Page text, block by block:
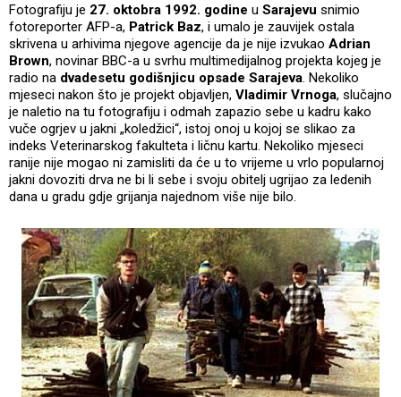
Fotografiju je 27. oktobra 1992. godine u Sarajevu snimio
fotoreporter AFP-a, Patrick Baz, i umalo je zauvijek ostala
skrivena u arhivima njegove agencije da je nije izvukao Adrian
Brown, novinar BBC-a u svrhu multimedijalnog projekta kojeg je
radio na dvadesetu godišnjicu opsade Sarajeva. Nekoliko
mjeseci nakon što je projekt objavljen, Vladimir Vrnoga, slučajno
je naletio na tu fotografiju i odmah zapazio sebe u kadru kako
vuče ogrjev u jakni „koledžici“, istoj onoj u kojoj se slikao za
indeks Veterinarskog fakulteta i ličnu kartu. Nekoliko mjeseci
ranije nije mogao ni zamisliti da će u to vrijeme u vrlo popularnoj
jakni dovoziti drva ne bi li sebe i svoju obitelj ugrijao za ledenih
dana u gradu gdje grijanja najednom više nije bilo.